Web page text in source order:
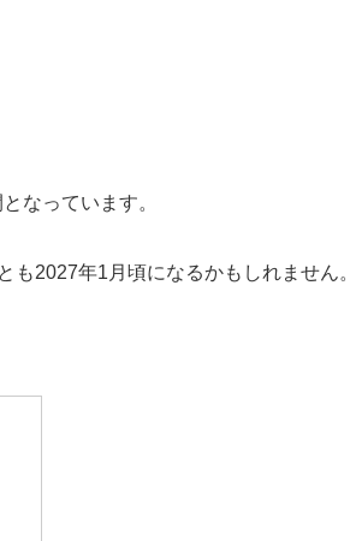
なっています。
2027年1月頃になるかもしれません。